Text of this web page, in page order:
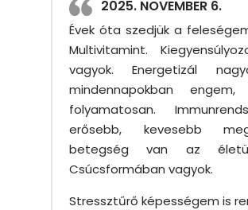
2025. NOVEMBER 6.
Évek óta szedjük a
Multivitamint.
vagyok. Energetizál
mindennapokban engem,
folyamatosan.
erősebb, kevesebb
betegség van az
Csúcsformában vagyok.
Stressztűrő képességem is